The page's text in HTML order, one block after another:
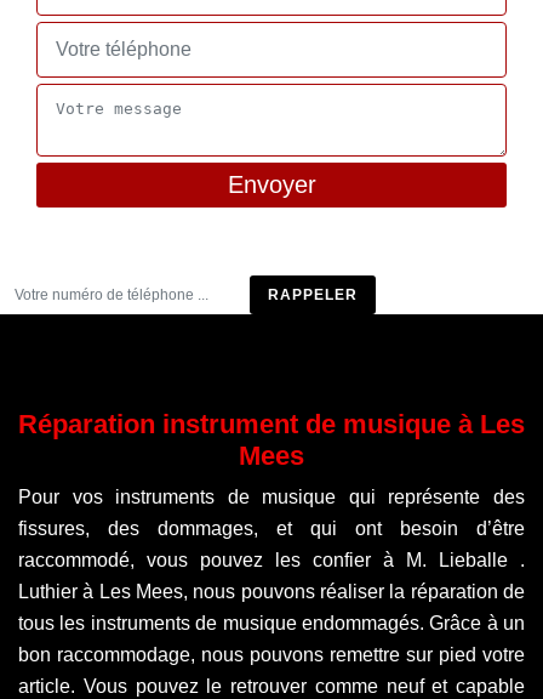
Réparation instrument de musique à Les
Mees
Pour vos instruments de musique qui représente des
fissures, des dommages, et qui ont besoin d’être
raccommodé, vous pouvez les confier à M. Lieballe .
Luthier à Les Mees, nous pouvons réaliser la réparation de
tous les instruments de musique endommagés. Grâce à un
bon raccommodage, nous pouvons remettre sur pied votre
article. Vous pouvez le retrouver comme neuf et capable